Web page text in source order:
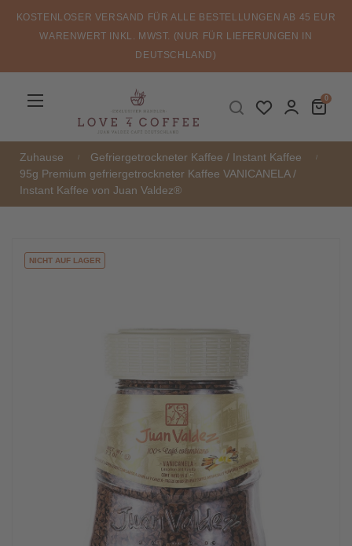
KOSTENLOSER VERSAND FÜR ALLE BESTELLUNGEN AB 45 EUR
WARENWERT INKL. MWST. (NUR FÜR LIEFERUNGEN IN
DEUTSCHLAND)
Umschalten
☰ 0
Zuhause
Gefriergetrockneter Kaffee / Instant Kaffee
95g Premium gefriergetrockneter Kaffee VANICANELA /
Instant Kaffee von Juan Valdez®
NICHT AUF LAGER